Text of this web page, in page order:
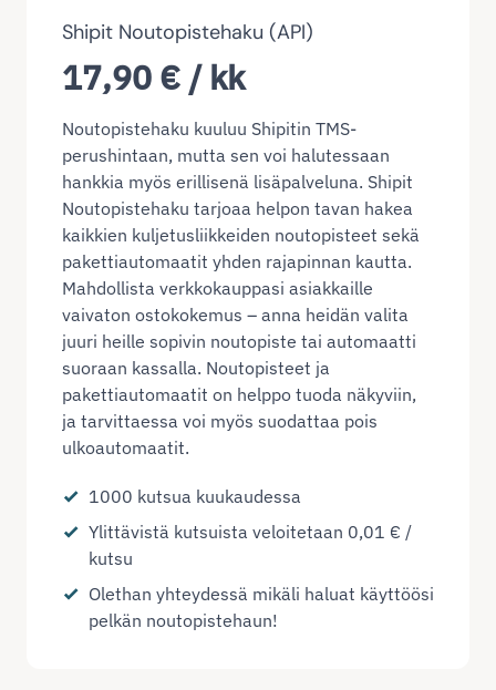
Shipit Noutopistehaku (API)
17,90 € / kk
Noutopistehaku kuuluu Shipitin TMS-
perushintaan, mutta sen voi halutessaan
hankkia myös erillisenä lisäpalveluna. Shipit
Noutopistehaku tarjoaa helpon tavan hakea
kaikkien kuljetusliikkeiden noutopisteet sekä
pakettiautomaatit yhden rajapinnan kautta.
Mahdollista verkkokauppasi asiakkaille
vaivaton ostokokemus – anna heidän valita
juuri heille sopivin noutopiste tai automaatti
suoraan kassalla. Noutopisteet ja
pakettiautomaatit on helppo tuoda näkyviin,
ja tarvittaessa voi myös suodattaa pois
ulkoautomaatit.
1000 kutsua kuukaudessa
Ylittävistä kutsuista veloitetaan 0,01 € /
kutsu
Olethan yhteydessä mikäli haluat käyttöösi
pelkän noutopistehaun!